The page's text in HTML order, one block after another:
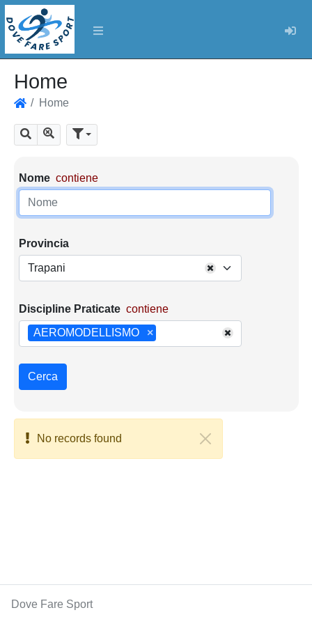
Home
Home
Cerca Mostra tutti i risultati
Parametri di ricerca
Nome contiene
Provincia
Trapani
Discipline Praticate contiene
×
AEROMODELLISMO
Cerca
No records found
Dove Fare Sport